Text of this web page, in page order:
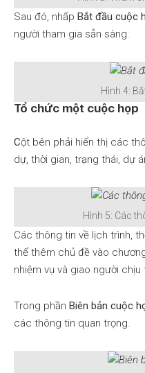
Sau đó, nhấp Bắt đầu cuộc
người tham gia sẵn sàng.
Hình 4:
Tổ chức một cuộc họp
Cột bên phải hiển thị các
dự, thời gian, trạng thái, dự
Hình 5: Các
Các thông tin về lịch trình,
thể thêm chủ đề vào
nhiệm vụ và giao người
Trong phần Biên bản cuộc
các thông tin quan trọng.